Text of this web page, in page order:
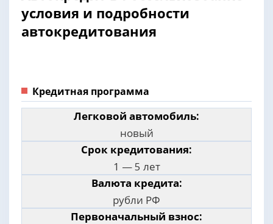
условия и подробности
автокредитования
Кредитная программа
Легковой автомобиль:
новый
Срок кредитования:
1 — 5 лет
Валюта кредита:
рубли РФ
Первоначальный взнос: